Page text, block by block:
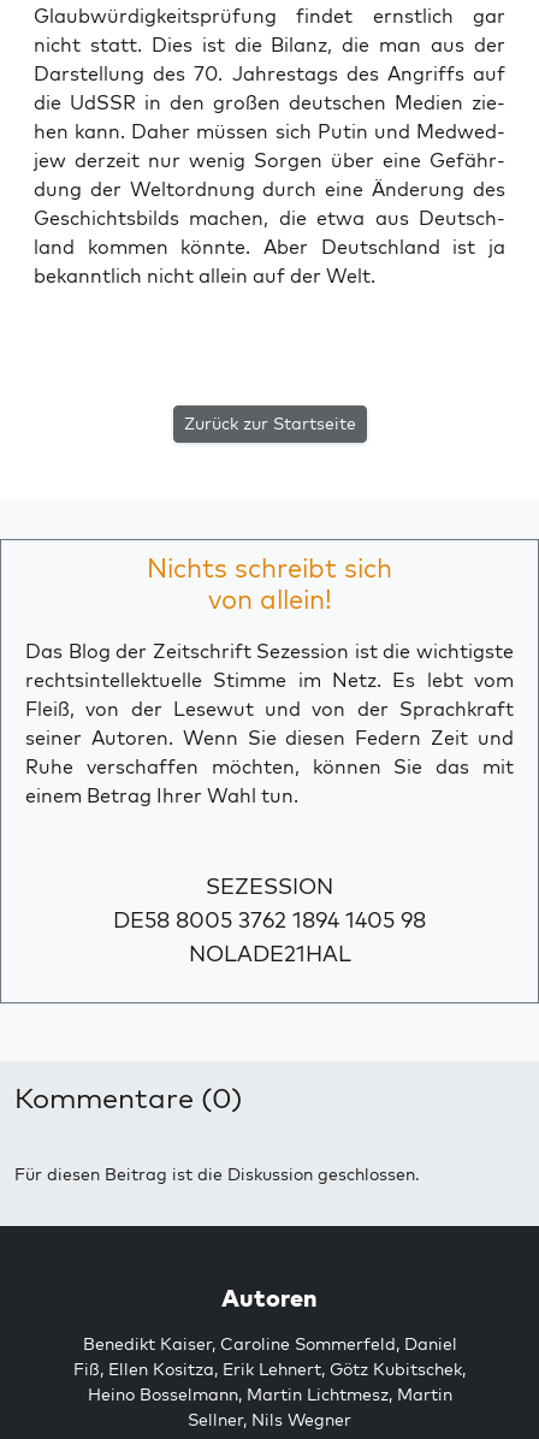
Glaub­wür­dig­keits­prü­fung fin­det ernst­lich gar
nicht statt. Dies ist die Bilanz, die man aus der
Dar­stel­lung des 70. Jah­res­tags des Angriffs auf
die UdSSR in den gro­ßen deut­schen Medi­en zie­
hen kann. Daher müs­sen sich Putin und Med­wed­
jew der­zeit nur wenig Sor­gen über eine Gefähr­
dung der Welt­ord­nung durch eine Ände­rung des
Geschichts­bilds machen, die etwa aus Deutsch­
land kom­men könn­te. Aber Deutsch­land ist ja
bekannt­lich nicht allein auf der Welt.
Zurück zur Startseite
Nichts schreibt sich
von allein!
Das Blog der Zeitschrift Sezession ist die wichtigste
rechtsintellektuelle Stimme im Netz. Es lebt vom
Fleiß, von der Lesewut und von der Sprachkraft
seiner Autoren. Wenn Sie diesen Federn Zeit und
Ruhe verschaffen möchten, können Sie das mit
einem Betrag Ihrer Wahl tun.
SEZESSION
DE58 8005 3762 1894 1405 98
NOLADE21HAL
Kommentare (0)
Für diesen Beitrag ist die Diskussion geschlossen.
Autoren
Benedikt Kaiser, Caroline Sommerfeld, Daniel
Fiß, Ellen Kositza, Erik Lehnert, Götz Kubitschek,
Heino Bosselmann, Martin Lichtmesz, Martin
Sellner, Nils Wegner